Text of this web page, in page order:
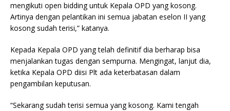
mengikuti open bidding untuk Kepala OPD yang kosong.
Artinya dengan pelantikan ini semua jabatan eselon II yang
kosong sudah terisi,” katanya.
Kepada Kepala OPD yang telah definitif dia berharap bisa
menjalankan tugas dengan sempurna. Mengingat, lanjut dia,
ketika Kepala OPD diisi Plt ada keterbatasan dalam
pengambilan keputusan.
“Sekarang sudah terisi semua yang kosong. Kami tengah